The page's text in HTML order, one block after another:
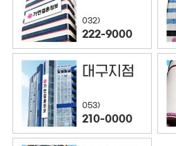
032)
222-9000
대구지점
053)
210-0000